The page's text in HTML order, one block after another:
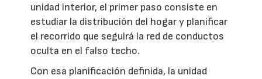
unidad interior, el primer paso consiste en
estudiar la distribución del hogar y planificar
el recorrido que seguirá la red de conductos
oculta en el falso techo.
Con esa planificación definida, la unidad